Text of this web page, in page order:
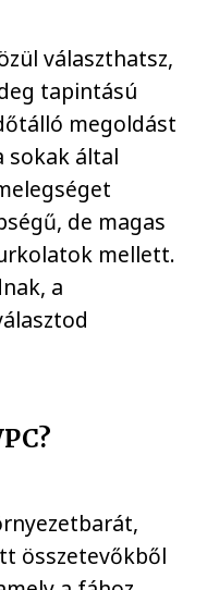
választhatsz,
tapintású
megoldást
sokak által
de magas
mellett.
a
összetevőkből